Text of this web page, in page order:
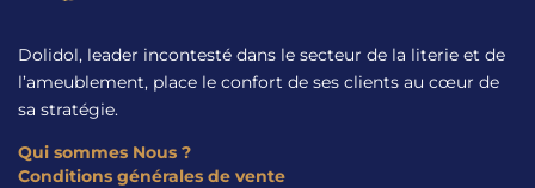
Dolidol, leader incontesté dans le secteur de la literie et de
l’ameublement, place le confort de ses clients au cœur de
sa stratégie.
Qui sommes Nous ?
Conditions générales de vente